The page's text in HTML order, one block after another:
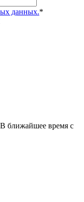
данных.*
ближайшее время с